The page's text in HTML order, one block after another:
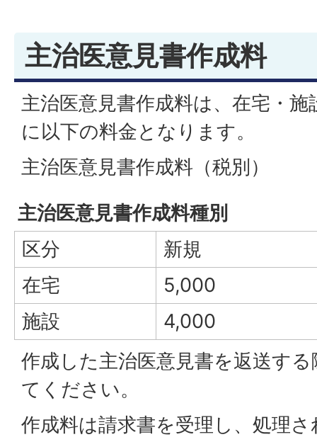
主治医意見書作成料
主治医意見書作成料は、在宅・
に以下の料金となります。
主治医意見書作成料（税別）
主治医意見書作成料種別
区分
新規
在宅
5,000
施設
4,000
作成した主治医意見書を返送す
てください。
作成料は請求書を受理し、処理